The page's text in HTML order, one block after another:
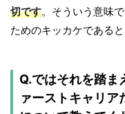
切です。そういう意味
ためのキッカケであると
Q.ではそれを踏ま
ァーストキャリア